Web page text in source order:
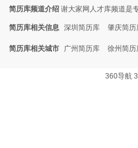
简历库频道介绍 谢大家网人才库频道是
简历库相关信息 深圳简历库 肇庆简历
简历库相关城市 广州简历库 徐州简历
360导航